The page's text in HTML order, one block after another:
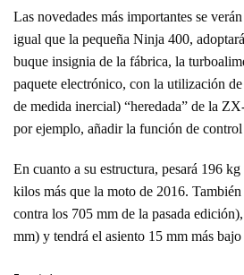
Las novedades más importantes se
igual que la pequeña Ninja 400,
buque insignia de la fábrica, la
paquete electrónico, con la utilización
de medida inercial) “heredada” de la
por ejemplo, añadir la función de
En cuanto a su estructura, pesará 196
kilos más que la moto de 2016.
contra los 705 mm de la pasada
mm) y tendrá el asiento 15 mm más